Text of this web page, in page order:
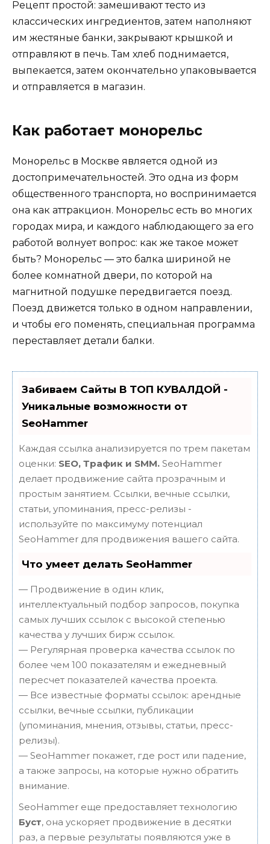
Рецепт простой: замешивают тесто из
классических ингредиентов, затем наполняют
им жестяные банки, закрывают крышкой и
отправляют в печь. Там хлеб поднимается,
выпекается, затем окончательно упаковывается
и отправляется в магазин.
Как работает монорельс
Монорельс в Москве является одной из
достопримечательностей. Это одна из форм
общественного транспорта, но воспринимается
она как аттракцион. Монорельс есть во многих
городах мира, и каждого наблюдающего за его
работой волнует вопрос: как же такое может
быть? Монорельс — это балка шириной не
более комнатной двери, по которой на
магнитной подушке передвигается поезд.
Поезд движется только в одном направлении,
и чтобы его поменять, специальная программа
переставляет детали балки.
Забиваем Сайты В ТОП КУВАЛДОЙ -
Уникальные возможности от
SeoHammer
Каждая ссылка анализируется по трем пакетам
оценки: SEO, Трафик и SMM. SeoHammer
делает продвижение сайта прозрачным и
простым занятием. Ссылки, вечные ссылки,
статьи, упоминания, пресс-релизы -
используйте по максимуму потенциал
SeoHammer для продвижения вашего сайта.
Что умеет делать SeoHammer
— Продвижение в один клик,
интеллектуальный подбор запросов, покупка
самых лучших ссылок с высокой степенью
качества у лучших бирж ссылок.
— Регулярная проверка качества ссылок по
более чем 100 показателям и ежедневный
пересчет показателей качества проекта.
— Все известные форматы ссылок: арендные
ссылки, вечные ссылки, публикации
(упоминания, мнения, отзывы, статьи, пресс-
релизы).
— SeoHammer покажет, где рост или падение,
а также запросы, на которые нужно обратить
внимание.
SeoHammer еще предоставляет технологию
Буст, она ускоряет продвижение в десятки
раз, а первые результаты появляются уже в